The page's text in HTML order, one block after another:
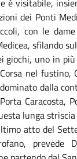
è visitabile,
dei Ponti
con le
sfilando
giochi, uno in
nel
dominato dalla
Caracosta,
lunga striscia
atto del